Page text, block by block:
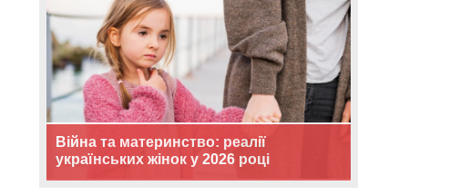
Війна та материнство: реалії
українських жінок у 2026 році